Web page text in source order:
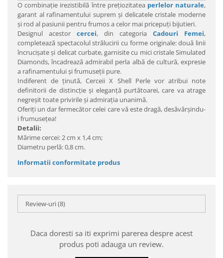
O combinaţie irezistibilă între preţiozitatea perlelor naturale,
garant al rafinamentului suprem şi delicatele cristale moderne
şi rod al pasiunii pentru frumos a celor mai pricepuţi bijutieri.
Designul acestor cercei, din categoria Cadouri Femei,
completează spectacolul strălucirii cu forme originale: două linii
încrucişate şi delicat curbate, garnisite cu mici cristale Simulated
Diamonds, încadrează admirabil perla albă de cultură, expresie
a rafinamentului şi frumuseţii pure.
Indiferent de ţinută, Cerceii X Shell Perle vor atribui note
definitorii de distincţie şi eleganţă purtătoarei, care va atrage
negreşit toate privirile și admiraţia unanimă.
Oferiţi un dar fermecător celei care vă este dragă, desăvârşindu-
i frumuseţea!
Detalii:
Mărime cercei: 2 cm x 1,4 cm;
Diametru perlă: 0,8 cm.
Informatii conformitate produs
Review-uri(8)
Daca doresti sa iti exprimi parerea despre acest
produs poti adauga un review.